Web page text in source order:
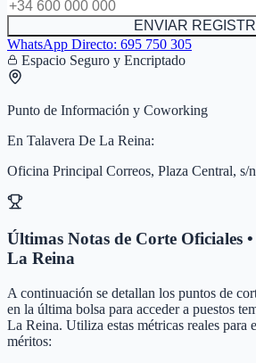
ENVIAR
WhatsApp Directo: 695 750 305
Espacio Seguro y Encriptado
Punto de Información y Coworking
En Talavera De La Reina:
Oficina Principal Correos, Plaza Central, s/
Últimas Notas de Corte Oficiales
La Reina
A continuación se detallan los puntos de
en la última bolsa para acceder a puestos
La Reina. Utiliza estas métricas reales para
méritos: